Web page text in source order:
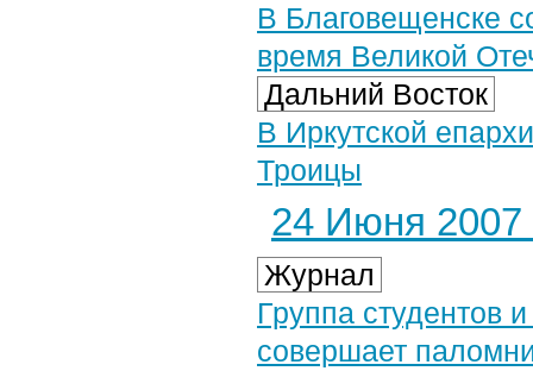
В Благовещенске
время Великой
Дальний Восток
В Иркутской
Троицы
24 Июня 2007
Журнал
Группа студентов
совершает